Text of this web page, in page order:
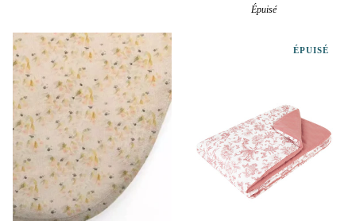
Épuisé
ÉPUISÉ